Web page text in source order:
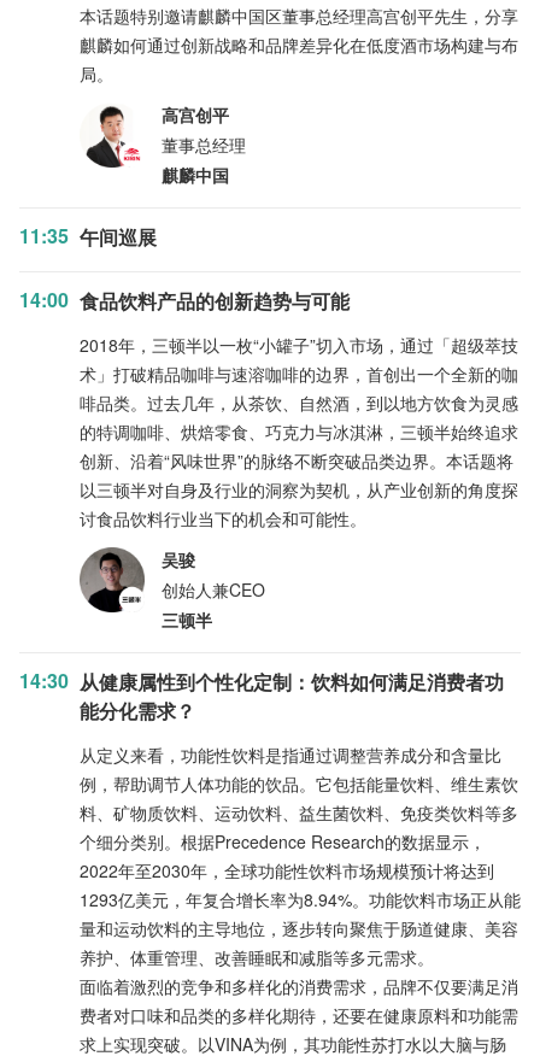
本话题特别邀请麒麟中国区董事总经理高宫创平先生，分享
麒麟如何通过创新战略和品牌差异化在低度酒市场构建与布
局。
高宫创平
董事总经理
麒麟中国
11:35 午间巡展
14:00 食品饮料产品的创新趋势与可能
2018年，三顿半以一枚“小罐子”切入市场，通过「超级萃技
术」打破精品咖啡与速溶咖啡的边界，首创出一个全新的咖
啡品类。过去几年，从茶饮、自然酒，到以地方饮食为灵感
的特调咖啡、烘焙零食、巧克力与冰淇淋，三顿半始终追求
创新、沿着“风味世界”的脉络不断突破品类边界。本话题将
以三顿半对自身及行业的洞察为契机，从产业创新的角度探
讨食品饮料行业当下的机会和可能性。
吴骏
创始人兼CEO
三顿半
14:30 从健康属性到个性化定制：饮料如何满足消费者功
能分化需求？
从定义来看，功能性饮料是指通过调整营养成分和含量比
例，帮助调节人体功能的饮品。它包括能量饮料、维生素饮
料、矿物质饮料、运动饮料、益生菌饮料、免疫类饮料等多
个细分类别。根据Precedence Research的数据显示，
2022年至2030年，全球功能性饮料市场规模预计将达到
1293亿美元，年复合增长率为8.94%。功能饮料市场正从能
量和运动饮料的主导地位，逐步转向聚焦于肠道健康、美容
养护、体重管理、改善睡眠和减脂等多元需求。
面临着激烈的竞争和多样化的消费需求，品牌不仅要满足消
费者对口味和品类的多样化期待，还要在健康原料和功能需
求上实现突破。以VINA为例，其功能性苏打水以大脑与肠